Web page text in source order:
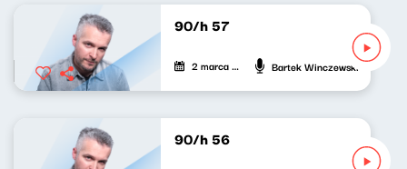
90/h 57
2 marca 2022 Bartek Winczewski
90/h 56